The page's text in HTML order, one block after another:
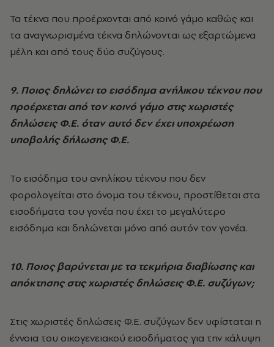
Τα τέκνα που προέρχονται από κοινό γάμο καθώς και
τα αναγνωρισμένα τέκνα δηλώνονται ως εξαρτώμενα
μέλη και από τους δύο συζύγους.
9. Ποιος δηλώνει το εισόδημα ανήλικου τέκνου που
προέρχεται από τον κοινό γάμο στις χωριστές
δηλώσεις Φ.Ε. όταν αυτό δεν έχει υποχρέωση
υποβολής δήλωσης Φ.Ε.
Το εισόδημα του ανηλίκου τέκνου που δεν
φορολογείται στο όνομα του τέκνου, προστίθεται στα
εισοδήματα του γονέα που έχει το μεγαλύτερο
εισόδημα και δηλώνεται μόνο από αυτόν τον γονέα.
10. Ποιος βαρύνεται με τα τεκμήρια διαβίωσης και
απόκτησης στις χωριστές δηλώσεις Φ.Ε. συζύγων;
Στις χωριστές δηλώσεις Φ.Ε. συζύγων δεν υφίσταται η
έννοια του οικογενειακού εισοδήματος για την κάλυψη